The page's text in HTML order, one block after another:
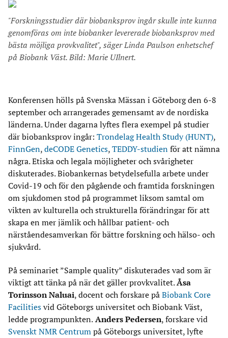
"Forskningsstudier där biobanksprov ingår skulle inte kunna
genomföras om inte biobanker levererade biobanksprov med
bästa möjliga provkvalitet", säger Linda Paulson enhetschef
på Biobank Väst. Bild: Marie UIlnert.
Konferensen hölls på Svenska Mässan i Göteborg den 6-8
september och arrangerades gemensamt av de nordiska
länderna. Under dagarna lyftes flera exempel på studier
där biobanksprov ingår: Trondelag Health Study (HUNT),
FinnGen, deCODE Genetics, TEDDY-studien för att nämna
några. Etiska och legala möjligheter och svårigheter
diskuterades. Biobankernas betydelsefulla arbete under
Covid-19 och för den pågående och framtida forskningen
om sjukdomen stod på programmet liksom samtal om
vikten av kulturella och strukturella förändringar för att
skapa en mer jämlik och hållbar patient- och
närståendesamverkan för bättre forskning och hälso- och
sjukvård.
På seminariet ”Sample quality” diskuterades vad som är
viktigt att tänka på när det gäller provkvalitet.Åsa
Torinsson Naluai, docent och forskare på Biobank Core
Facilities vid Göteborgs universitet och Biobank Väst,
ledde programpunkten. Anders Pedersen, forskare vid
Svenskt NMR Centrum på Göteborgs universitet, lyfte